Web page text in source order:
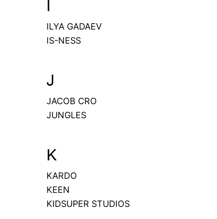
I
ILYA GADAEV
IS-NESS
J
JACOB CRO
JUNGLES
K
KARDO
KEEN
KIDSUPER STUDIOS